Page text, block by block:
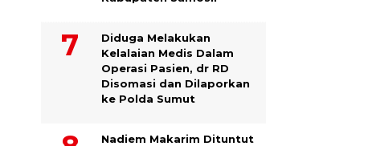
Diduga Melakukan
Kelalaian Medis Dalam
Operasi Pasien, dr RD
Disomasi dan Dilaporkan
ke Polda Sumut
​Nadiem Makarim Dituntut